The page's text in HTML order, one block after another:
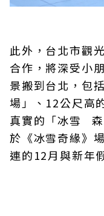
此外，台北市觀
合作，將深受小
景搬到台北，包
場」、12公尺高
真實的「冰雪
於《冰雪奇緣》
連的12月與新年